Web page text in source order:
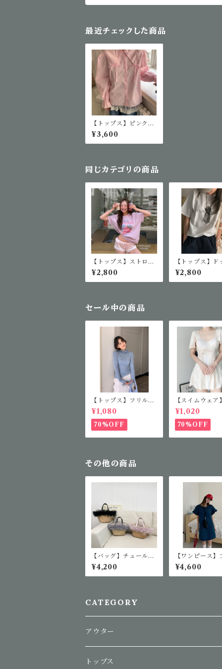
最近チェックした商品
【トップス】ピンクリ
ボンブラウス
¥3,600
同じカテゴリの商品
【トップス】ストロベ
リーロゴTシャツ
¥2,800
【トップス】ド
リントTシャツ
¥2,800
セール中の商品
【トップス】フリルカ
ラーニット
¥1,080
70%OFF
【スイムウェア
アミニワンピー
¥1,020
70%OFF
その他の商品
【バッグ】チュールフ
リルリボンカゴバッグ
¥4,200
【ワンピース】
デニムワンピー
¥4,600
CATEGORY
アウター
トップス